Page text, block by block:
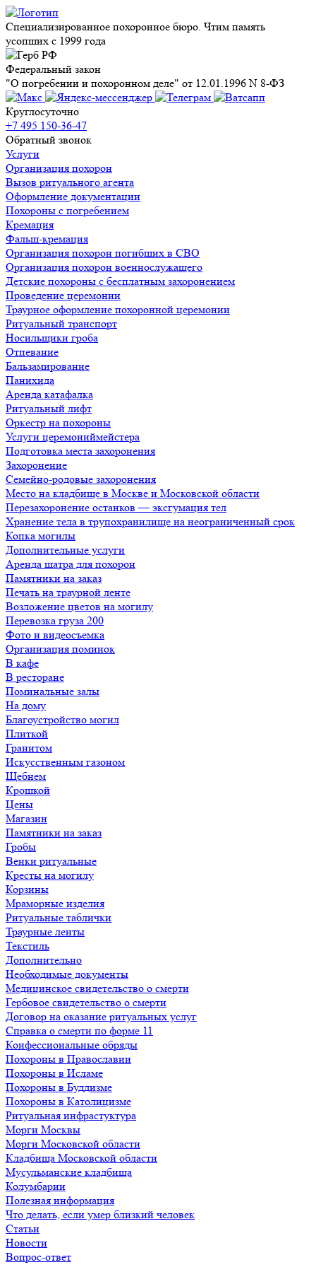
Специализированное похоронное бюро. Чтим память
усопших с 1999 года
Федеральный закон
"О погребении и похоронном деле" от 12.01.1996 N 8-ФЗ
Круглосуточно
+7 495 150-36-47
Обратный звонок
Услуги
Организация похорон
Вызов ритуального агента
Оформление документации
Похороны с погребением
Кремация
Фальш-кремация
Организация похорон погибших в СВО
Организация похорон военнослужащего
Детские похороны с бесплатным захоронением
Проведение церемонии
Траурное оформление похоронной церемонии
Ритуальный транспорт
Носильщики гроба
Отпевание
Бальзамирование
Панихида
Аренда катафалка
Ритуальный лифт
Оркестр на похороны
Услуги церемониймейстера
Подготовка места захоронения
Захоронение
Семейно-родовые захоронения
Место на кладбище в Москве и Московской области
Перезахоронение останков — эксгумация тел
Хранение тела в трупохранилище на неограниченный срок
Копка могилы
Дополнительные услуги
Аренда шатра для похорон
Памятники на заказ
Печать на траурной ленте
Возложение цветов на могилу
Перевозка груза 200
Фото и видеосъемка
Организация поминок
В кафе
В ресторане
Поминальные залы
На дому
Благоустройство могил
Плиткой
Гранитом
Искусственным газоном
Щебнем
Крошкой
Цены
Магазин
Памятники на заказ
Гробы
Венки ритуальные
Кресты на могилу
Корзины
Мраморные изделия
Ритуальные таблички
Траурные ленты
Текстиль
Дополнительно
Необходимые документы
Медицинское свидетельство о смерти
Гербовое свидетельство о смерти
Договор на оказание ритуальных услуг
Справка о смерти по форме 11
Конфессиональные обряды
Похороны в Православии
Похороны в Исламе
Похороны в Буддизме
Похороны в Католицизме
Ритуальная инфрастуктура
Морги Москвы
Морги Московской области
Кладбища Московской области
Мусульманские кладбища
Колумбарии
Полезная информация
Что делать, если умер близкий человек
Статьи
Новости
Вопрос-ответ